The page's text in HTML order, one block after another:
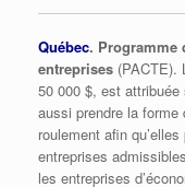
Québec. Programme
entreprises (PACTE).
50 000 $, est
aussi prendre la forme
roulement afin
entreprises
les entreprises